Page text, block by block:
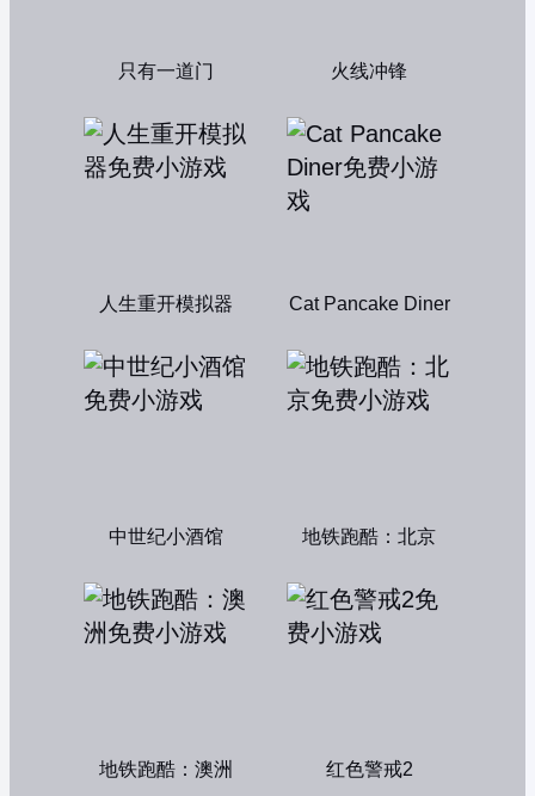
只有一道门 火线冲锋
人生重开模拟器 Cat Pancake Diner
中世纪小酒馆 地铁跑酷：北京
地铁跑酷：澳洲 红色警戒2